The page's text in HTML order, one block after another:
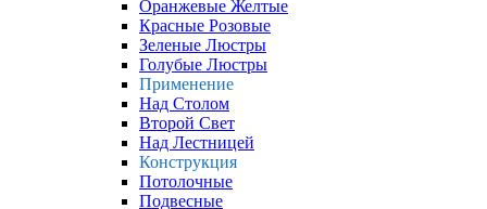
Оранжевые Желтые
Красные Розовые
Зеленые Люстры
Голубые Люстры
Применение
Над Столом
Второй Свет
Над Лестницей
Конструкция
Потолочные
Подвесные